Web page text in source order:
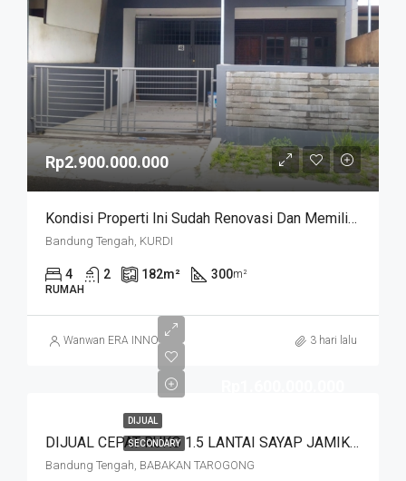
Rp2.900.000.000
Kondisi Properti Ini Sudah Renovasi Dan Memiliki Desain Scandinavian Yang Menambah Daya Tarik Dan Estetika Properti Ini. Rumah Ini Berada Di Area Perumahan/komplek. Kurdi Timur
Bandung Tengah, KURDI
4 2 182m² 300m²
RUMAH
Wanwan ERA INNO 3 hari lalu
DIJUAL
SECONDARY DIJUAL CEPAT RUKO 1.5 LANTAI SAYAP JAMIKA MASUK HNYA 30 MTR DR JALAN MAIN ROAD JAMIKA HARGA MURAHHH. JL BABAKAN TAROGONG
Bandung Tengah, BABAKAN TAROGONG